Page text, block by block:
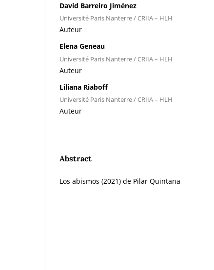
David Barreiro Jiménez
Université Paris Nanterre / CRIIA – HLH
Auteur
Elena Geneau
Université Paris Nanterre / CRIIA – HLH
Auteur
Liliana Riaboff
Université Paris Nanterre / CRIIA – HLH
Auteur
Abstract
Los abismos (2021) de Pilar Quintana